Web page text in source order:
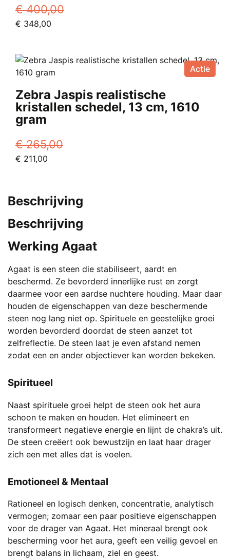
€400,00
Oorspronkelijke
€ 400,00.
€ 348,00
€ 348,00.
Actie
Zebra Jaspis realistische
kristallen schedel, 13 cm, 1610
gram
€265,00
Oorspronkelijke
€ 265,00.
€ 211,00
€ 211,00.
Beschrijving
Beschrijving
Werking Agaat
Agaat is een steen die stabiliseert, aardt en
beschermd. Ze bevorderd innerlijke rust en zorgt
daarmee voor een aardse nuchtere houding. Maar daar
houden de eigenschappen van deze beschermende
steen nog lang niet op. Spirituele en geestelijke groei
worden bevorderd doordat de steen aanzet tot
zelfreflectie. De steen laat je even afstand nemen
zodat een en ander objectiever kan worden bekeken.
Spiritueel
Naast spirituele groei helpt de steen ook het aura
schoon te maken en houden. Het elimineert en
transformeert negatieve energie en lijnt de chakra’s uit.
De steen creëert ook bewustzijn en laat haar drager
zich een met alles dat is voelen.
Emotioneel & Mentaal
Rationeel en logisch denken, concentratie, analytisch
vermogen; zomaar een paar positieve eigenschappen
voor de drager van Agaat. Het mineraal brengt ook
bescherming voor het aura, geeft een veilig gevoel en
brengt balans in lichaam, ziel en geest.